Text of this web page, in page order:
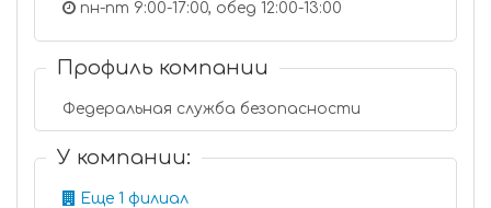
пн-пт 9:00-17:00, обед 12:00-13:00
Профиль компании
Федеральная служба безопасности
У компании:
Еще 1 филиал